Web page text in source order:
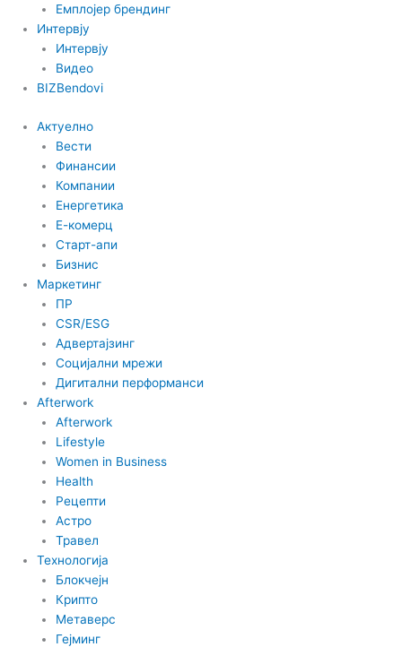
Емплојер брендинг
Интервју
Интервју
Видео
BIZBendovi
Актуелно
Вести
Финансии
Компании
Енергетика
Е-комерц
Старт-апи
Бизнис
Маркетинг
ПР
CSR/ESG
Адвертајзинг
Социјални мрежи
Дигитални перформанси
Afterwork
Afterwork
Lifestyle
Women in Business
Health
Рецепти
Астро
Травел
Технологија
Блокчејн
Крипто
Метаверс
Гејминг